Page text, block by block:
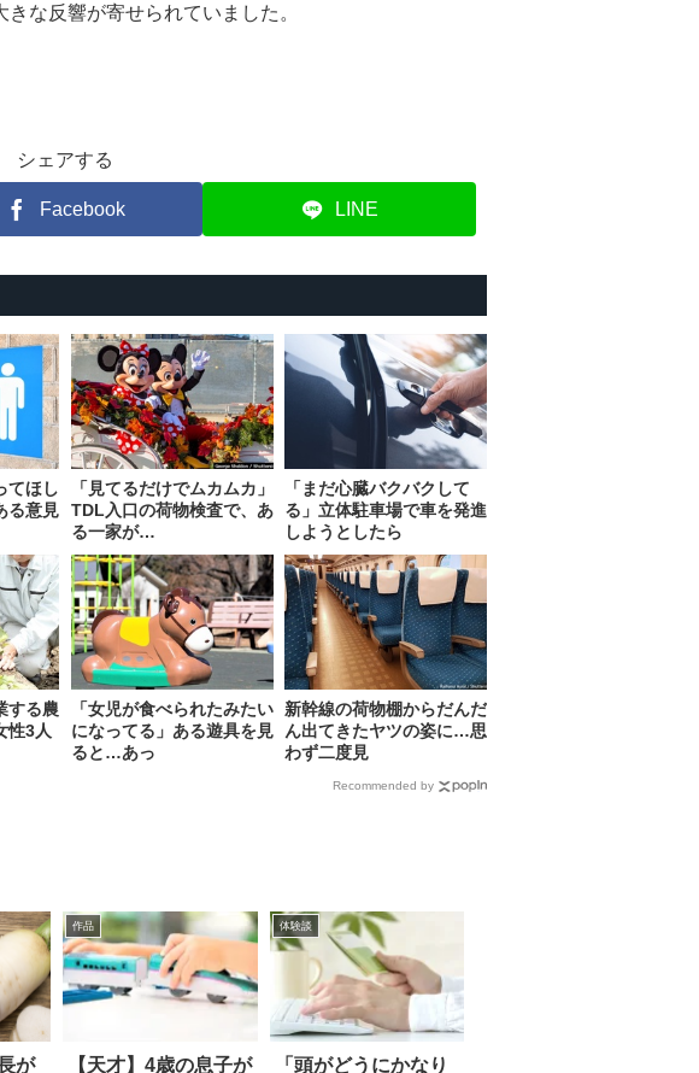
な反響が寄せられていました。
シェアする
Facebook LINE
てほし
る意見
「見てるだけでムカムカ」
TDL入口の荷物検査で、あ
る一家が…
「まだ心臓バクバクして
る」立体駐車場で車を発進
しようとしたら
する農
性3人
「女児が食べられたみたい
になってる」ある遊具を見
ると…あっ
新幹線の荷物棚からだんだ
ん出てきたヤツの姿に…思
わず二度見
Recommended by
が
作品
【天才】4歳の息子が
体験談
「頭がどうにかなり